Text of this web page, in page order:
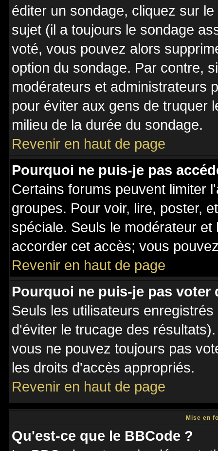
éditer un sondage, cliquez sur
sujet (il a toujours le sondage
voté, vous pouvez alors
option du sondage. Par contre,
modérateurs et administrateurs
pour éviter aux gens de truquer
milieu de la durée du sondage.
Revenir en haut de page
Pourquoi ne puis-je pas
Certains forums peuvent limiter
groupes. Pour voir, lire, poster,
spéciale. Seuls le modérateur
accorder cet accès; vous
Revenir en haut de page
Pourquoi ne puis-je pas voter
Seuls les utilisateurs
d'éviter le trucage des
vous ne pouvez toujours pas
les droits d'accès appropriés.
Revenir en haut de page
Mise en
Qu'est-ce que le BBCode ?